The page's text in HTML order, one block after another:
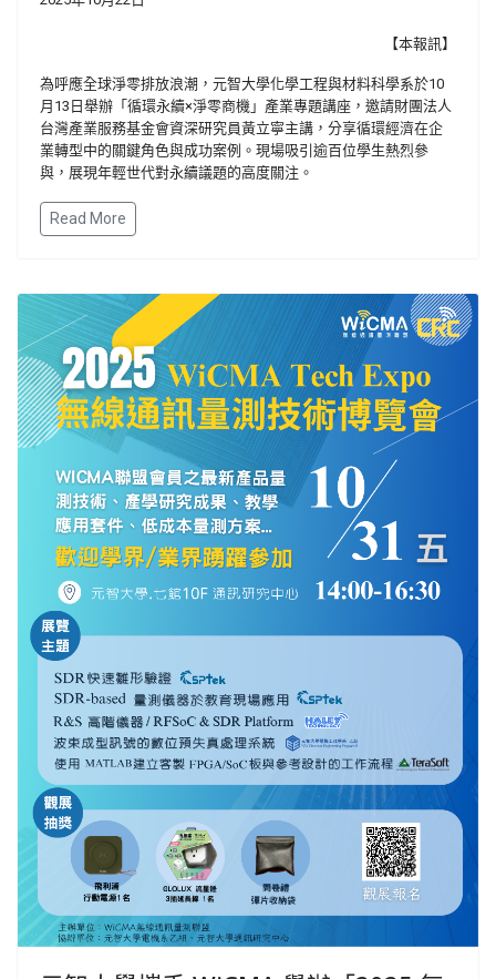
【本報訊】
為呼應全球淨零排放浪潮，元智大學化學工程與材料科學系於10
月13日舉辦「循環永續×淨零商機」產業專題講座，邀請財團法人
台灣產業服務基金會資深研究員黃立寧主講，分享循環經濟在企
業轉型中的關鍵角色與成功案例。現場吸引逾百位學生熱烈參
與，展現年輕世代對永續議題的高度關注。
Read More